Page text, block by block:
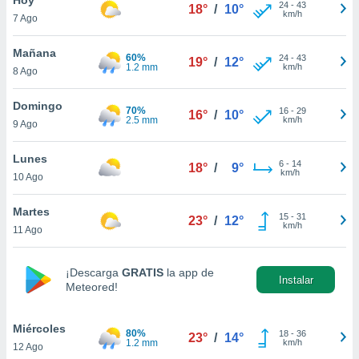
y
en
más
de
cookies
aceptar
7 Ago
18° / 10° 24- 43
km/h
Mañana
8 Ago
60%
1.2 mm
19° / 12° 24- 43
km/h
Domingo
9 Ago
70%
2.5 mm
16° / 10° 16- 29
km/h
Lunes
10 Ago
18° / 9° 6- 14
km/h
Martes
11 Ago
23° / 12° 15- 31
km/h
¡Descarga GRATIS la app de
Meteored!
Instalar
Miércoles
12 Ago
80%
1.2 mm
23° / 14° 18- 36
km/h